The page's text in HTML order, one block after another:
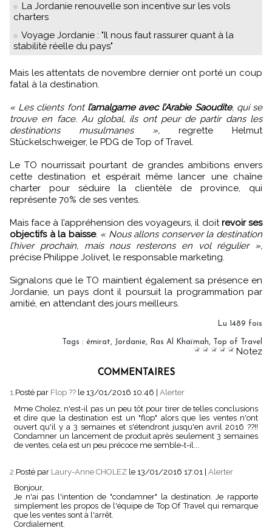
La Jordanie renouvelle son incentive sur les vols
charters
Voyage Jordanie : "Il nous faut rassurer quant à la
stabilité réelle du pays"
Mais les attentats de novembre dernier ont porté un coup
fatal à la destination.
« Les clients font l’amalgame avec l’Arabie Saoudite, qui se
trouve en face. Au global, ils ont peur de partir dans les
destinations musulmanes », regrette Helmut
Stückelschweiger, le PDG de Top of Travel.
Le TO nourrissait pourtant de grandes ambitions envers
cette destination et espérait même lancer une chaîne
charter pour séduire la clientèle de province, qui
représente 70% de ses ventes.
Mais face à l’appréhension des voyageurs, il doitrevoir ses
objectifs à la baisse. « Nous allons conserver la destination
l’hiver prochain, mais nous resterons en vol régulier »,
précise Philippe Jolivet, le responsable marketing.
Signalons que le TO maintient également sa présence en
Jordanie, un pays dont il poursuit la programmation par
amitié, en attendant des jours meilleurs.
Lu 1489 fois
Tags : émirat, Jordanie, Ras Al Khaïmah, Top of Travel
Notez
COMMENTAIRES
1.Posté par Flop ?? le 13/01/2016 10:46
Alerter
Mme Cholez, n'est-il pas un peu tôt pour tirer de telles conclusions
et dire que la destination est un "flop" alors que les ventes n'ont
ouvert qu'il y a 3 semaines et s'étendront jusqu'en avril 2016 ??!!
Condamner un lancement de produit après seulement 3 semaines
de ventes, cela est un peu précoce me semble-t-il...
2. Posté par Laury-Anne CHOLEZ le 13/01/2016 17:01 | Alerter
Bonjour,
Je n'ai pas l'intention de "condamner" la destination. Je rapporte
simplement les propos de l'équipe de Top Of Travel qui remarque
que les ventes sont à l'arrêt.
Cordialement.